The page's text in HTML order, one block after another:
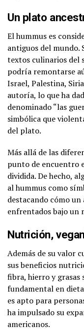
Un plato
El hummus es
antiguos del mundo.
textos culinarios del
podría remontarse
Israel, Palestina,
autoría, lo que ha
denominado “las
simbólica que
del plato.
Más allá de las
punto de encuentro
dividida. De hecho,
al hummus como
destacando cómo
enfrentados bajo un
Nutrición,
Además de su valor
sus beneficios
fibra, hierro y grasas
fundamental en
es apto para
ha impulsado su
americanos.